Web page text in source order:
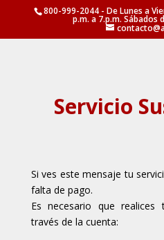
800-999-2044 - De Lunes a
p.m. a 7.p.m. Sábados
Servicio
Si ves este mensaje tu
falta de pago.
Es necesario que
través de la cuenta: